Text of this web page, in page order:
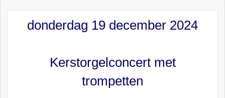
donderdag 19 december 2024
Kerstorgelconcert met
trompetten